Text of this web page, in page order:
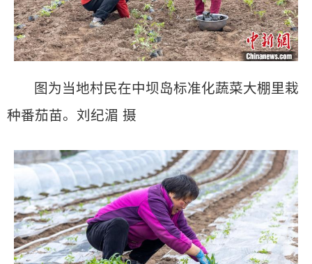
图为当地村民在中坝岛标准化蔬菜大棚里栽
种番茄苗。刘纪湄 摄